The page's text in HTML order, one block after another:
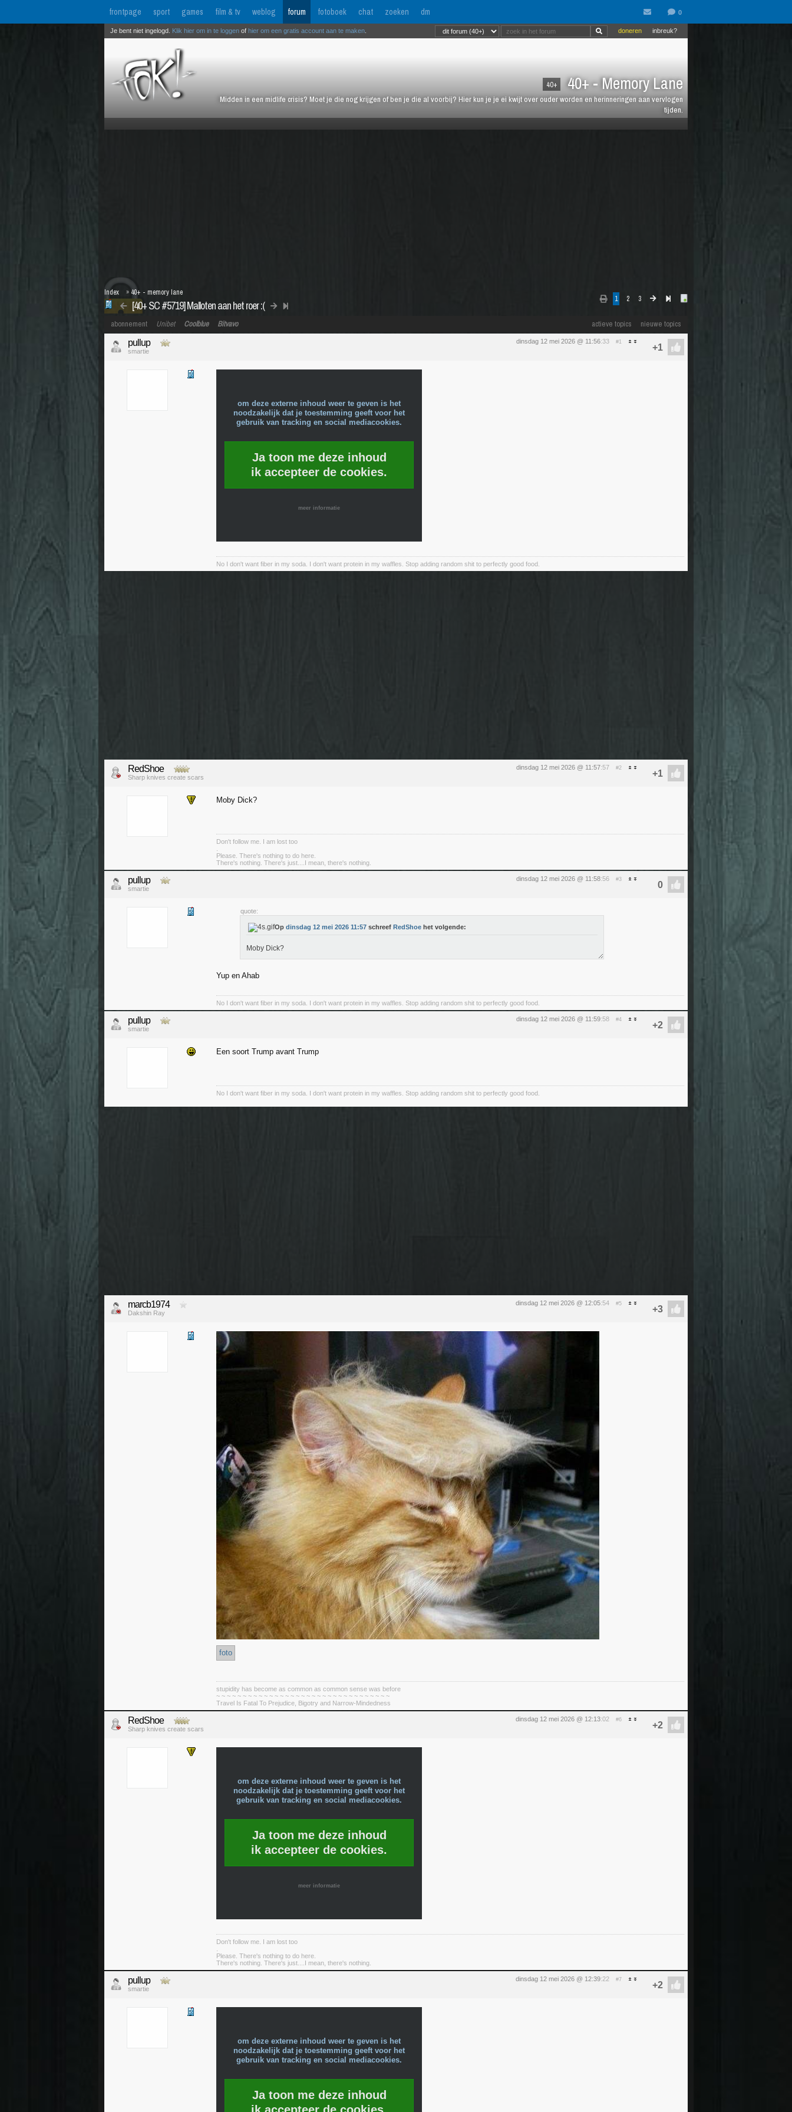
frontpage sport games film & tv weblog forum fotoboek chat zoeken dm
40+ 40+ - Memory Lane
Midden in een midlife crisis? Moet je die nog krijgen of ben je die al voorbij? Hier kun je je ei kwijt over ouder worden en herinneringen aan vervlogen
tijden.
inbreuk?
doneren
Je bent niet ingelogd. Klik hier om in te loggen of hier om een gratis account aan te maken
1 2 3
[40+ SC #5719] Malloten aan het roer :(
Index » 40+ - memory lane
actieve topics nieuwe topics
abonnement Unibet Coolblue Bitvavo
dinsdag 12 mei 2026 @ 11:56:33 #1
pullup
smartie
om deze externe inhoud weer te geven is het
noodzakelijk dat je toestemming geeft voor het
gebruik van tracking en social mediacookies.
Ja toon me deze inhoud
ik accepteer de cookies.
meer informatie
No I don't want fiber in my soda. I don't want protein in my waffles. Stop adding random shit to perfectly good food.
dinsdag 12 mei 2026 @ 11:57:57 #2
RedShoe
Sharp knives create scars
Moby Dick?
Don't follow me. I am lost too
Please. There's nothing to do here.
There's nothing. There's just....I mean, there's nothing.
dinsdag 12 mei 2026 @ 11:58:56 #3
pullup
smartie
quote:
Op dinsdag 12 mei 2026 11:57 schreef RedShoe het volgende:
Moby Dick?
Yup en Ahab
No I don't want fiber in my soda. I don't want protein in my waffles. Stop adding random shit to perfectly good food.
dinsdag 12 mei 2026 @ 11:59:58 #4
pullup
smartie
Een soort Trump avant Trump
No I don't want fiber in my soda. I don't want protein in my waffles. Stop adding random shit to perfectly good food.
dinsdag 12 mei 2026 @ 12:05:54 #5
marcb1974
Dakshin Ray
foto
stupidity has become as common as common sense was before
~ ~ ~ ~ ~ ~ ~ ~ ~ ~ ~ ~ ~ ~ ~ ~ ~ ~ ~ ~ ~ ~ ~ ~ ~ ~ ~ ~ ~ ~ ~ ~ ~
Travel Is Fatal To Prejudice, Bigotry and Narrow-Mindedness
dinsdag 12 mei 2026 @ 12:13:02 #6
RedShoe
Sharp knives create scars
om deze externe inhoud weer te geven is het
noodzakelijk dat je toestemming geeft voor het
gebruik van tracking en social mediacookies.
Ja toon me deze inhoud
ik accepteer de cookies.
meer informatie
Don't follow me. I am lost too
Please. There's nothing to do here.
There's nothing. There's just....I mean, there's nothing.
dinsdag 12 mei 2026 @ 12:39:22 #7
pullup
smartie
om deze externe inhoud weer te geven is het
noodzakelijk dat je toestemming geeft voor het
gebruik van tracking en social mediacookies.
Ja toon me deze inhoud